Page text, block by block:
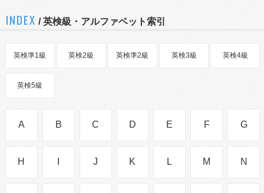
INDEX / 英検級・アルファベット索引
英検準1級 英検2級 英検準2級 英検3級 英検4級
英検5級
A B C D E F G
H J K L M N